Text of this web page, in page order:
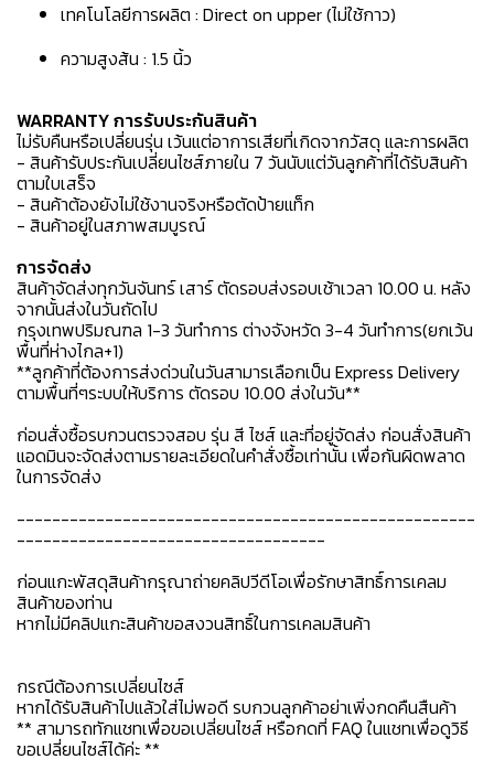
เทคโนโลยีการผลิต : Direct on upper (ไม่ใช้กาว)
ความสูงส้น : 1.5 นิ้ว
WARRANTY การรับประกันสินค้า
ไม่รับคืนหรือเปลี่ยนรุ่น เว้นแต่อาการเสียที่เกิดจากวัสดุ และการผลิต
- สินค้ารับประกันเปลี่ยนไซส์ภายใน 7 วันนับแต่วันลูกค้าที่ได้รับสินค้า
ตามใบเสร็จ
- สินค้าต้องยังไม่ใช้งานจริงหรือตัดป้ายแท็ก
- สินค้าอยู่ในสภาพสมบูรณ์
การจัดส่ง
สินค้าจัดส่งทุกวันจันทร์ เสาร์ ตัดรอบส่งรอบเช้าเวลา 10.00 น. หลัง
จากนั้นส่งในวันถัดไป
กรุงเทพปริมณฑล 1-3 วันทำการ ต่างจังหวัด 3-4 วันทำการ(ยกเว้น
พื้นที่ห่างไกล+1)
**ลูกค้าที่ต้องการส่งด่วนในวันสามารเลือกเป็น Express Delivery
ตามพื้นที่ๆระบบให้บริการ ตัดรอบ 10.00 ส่งในวัน**
ก่อนสั่งซื้อรบกวนตรวจสอบ รุ่น สี ไซส์ และที่อยู่จัดส่ง ก่อนสั่งสินค้า
แอดมินจะจัดส่งตามรายละเอียดในคำสั่งซื้อเท่านั้น เพื่อกันผิดพลาด
ในการจัดส่ง
----------------------------------------------------
-----------------------------------
ก่อนแกะพัสดุสินค้ากรุณาถ่ายคลิปวีดีโอเพื่อรักษาสิทธิ์การเคลม
สินค้าของท่าน
หากไม่มีคลิปแกะสินค้าขอสงวนสิทธิ์ในการเคลมสินค้า
กรณีต้องการเปลี่ยนไซส์
หากได้รับสินค้าไปแล้วใส่ไม่พอดี รบกวนลูกค้าอย่าเพิ่งกดคืนสืนค้า
** สามารถทักแชทเพื่อขอเปลี่ยนไซส์ หรือกดที่ FAQ ในแชทเพื่อดูวิธี
ขอเปลี่ยนไซส์ได้ค่ะ **